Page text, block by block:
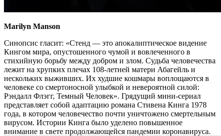
Marilyn Manson
Синопсис гласит: «Стенд — это апокалиптическое видение
Кингом мира, опустошенного чумой и вовлеченного в
стихийную борьбу между добром и злом. Судьба человечества
лежит на хрупких плечах 108-летней матери Абагейль и
нескольких выживших. Их худшие кошмары воплощаются в
человеке со смертоносной улыбкой и невероятной силой:
Рэндалл Флэгг, Темный Человек». Грядущий мини-сериал
представляет собой адаптацию романа Стивена Кинга 1978
года, в котором человечество почти уничтожено смертельным
вирусом. Истории Кинга было уделено повышенное
внимание в свете продолжающейся пандемии коронавируса.